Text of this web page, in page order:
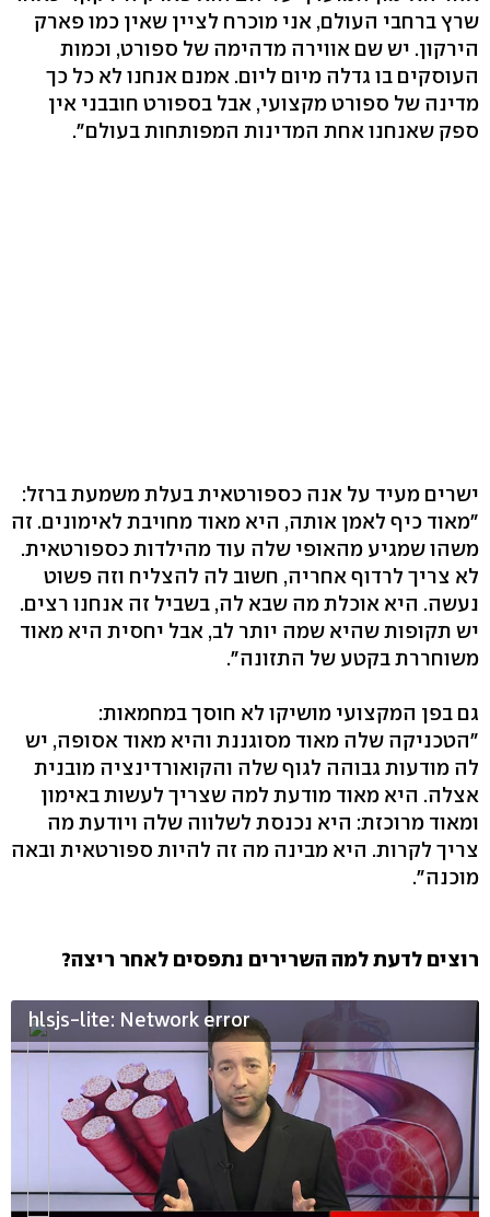
שרץ ברחבי העולם, אני מוכרח לציין שאין כמו פארק
הירקון. יש שם אווירה מדהימה של ספורט, וכמות
העוסקים בו גדלה מיום ליום. אמנם אנחנו לא כל כך
מדינה של ספורט מקצועי, אבל בספורט חובבני אין
ספק שאנחנו אחת המדינות המפותחות בעולם".
ישרים מעיד על אנה כספורטאית בעלת משמעת ברזל:
"מאוד כיף לאמן אותה, היא מאוד מחויבת לאימונים. זה
משהו שמגיע מהאופי שלה עוד מהילדות כספורטאית.
לא צריך לרדוף אחריה, חשוב לה להצליח וזה פשוט
נעשה. היא אוכלת מה שבא לה, בשביל זה אנחנו רצים.
יש תקופות שהיא שמה יותר לב, אבל יחסית היא מאוד
משוחררת בקטע של התזונה".
גם בפן המקצועי מושיקו לא חוסך במחמאות:
"הטכניקה שלה מאוד מסוגננת והיא מאוד אסופה, יש
לה מודעות גבוהה לגוף שלה והקואורדינציה מובנית
אצלה. היא מאוד מודעת למה שצריך לעשות באימון
ומאוד מרוכזת: היא נכנסת לשלווה שלה ויודעת מה
צריך לקרות. היא מבינה מה זה להיות ספורטאית ובאה
מוכנה".
רוצים לדעת למה השרירים נתפסים לאחר ריצה?
hlsjs-lite: Network error